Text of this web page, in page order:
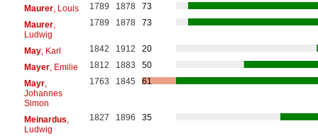
Maurer, Louis 1789 1878
73
Maurer,
Ludwig
1789 1878 73
May, Karl 1842 1912
20
Mayer, Emilie 1812 1883
50
Mayr,
Johannes
Simon
1763 1845 61
Meinardus
Ludwig
1827 1896 35